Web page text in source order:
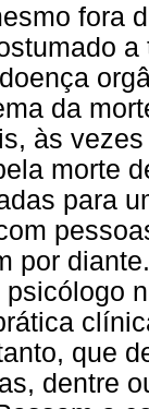
fora
da
às
morte
para
por
que
dentre